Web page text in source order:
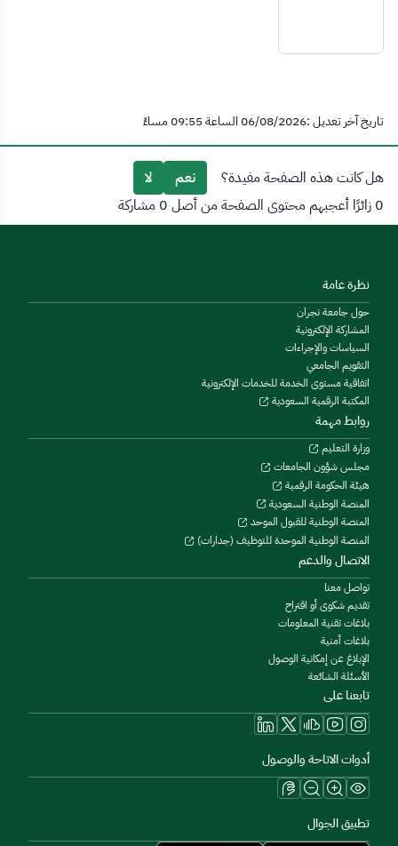
تاريخ آخر تعديل :06/08/2026 الساعة 09:55 مساءً
هل كانت هذه الصفحة مفيدة؟ نعم
لا
0 زائرًا أعجبهم محتوى الصفحة من أصل 0 مشاركة
نظرة عامة
حول جامعة نجران
المشاركة الإلكترونية
السياسات والإجراءات
التقويم الجامعي
اتفاقية مستوى الخدمة للخدمات الإلكترونية
المكتبة الرقمية السعودية
روابط مهمة
وزارة التعليم
مجلس شؤون الجامعات
هيئة الحكومة الرقمية
المنصة الوطنية السعودية
المنصة الوطنية للقبول الموحد
المنصة الوطنية الموحدة للتوظيف (جدارات)
الاتصال والدعم
تواصل معنا
تقديم شكوى أو اقتراح
بلاغات تقنية المعلومات
بلاغات أمنية
الإبلاغ عن إمكانية الوصول
الأسئلة الشائعة
تابعنا على
أدوات الاتاحة والوصول
تطبيق الجوال